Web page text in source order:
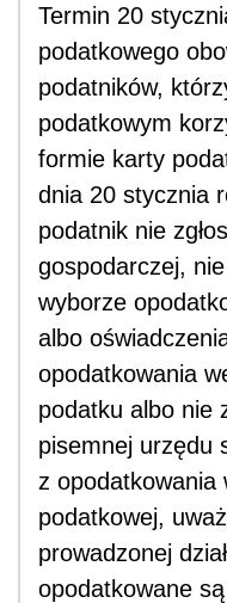
Termin 20
podatkowego
podatników,
podatkowym
formie karty
dnia 20 stycznia
podatnik nie
gospodarczej, nie
wyborze
albo
opodatkowania
podatku albo nie
pisemnej urzędu
z opodatkowania
podatkowej,
prowadzonej
opodatkowane